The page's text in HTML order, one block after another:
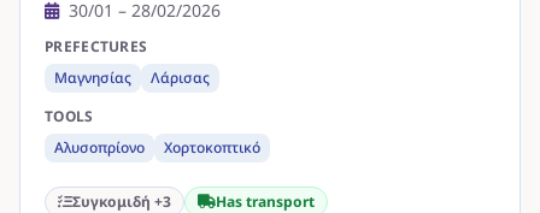
30/01 – 28/02/2026
PREFECTURES
Μαγνησίας
Λάρισας
TOOLS
Αλυσοπρίονο
Χορτοκοπτικό
Συγκομιδή +3 Has transport